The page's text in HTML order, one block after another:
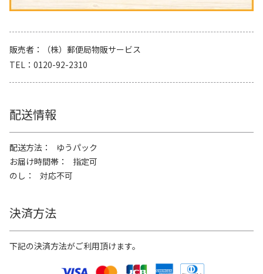
販売者
（株）郵便局物販サービス
TEL
0120-92-2310
配送情報
配送方法
ゆうパック
お届け時間帯
指定可
のし
対応不可
決済方法
下記の決済方法がご利用頂けます。